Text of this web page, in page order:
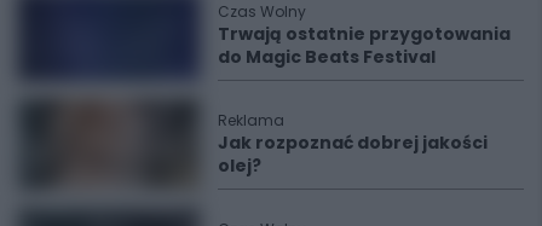
Czas Wolny
Trwają ostatnie przygotowania
do Magic Beats Festival
Reklama
Jak rozpoznać dobrej jakości
olej?